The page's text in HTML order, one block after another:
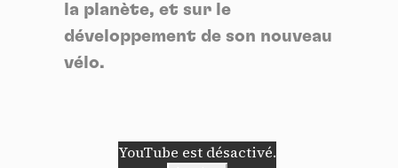
la planète, et sur le
développement de son nouveau
vélo.
YouTube est désactivé.